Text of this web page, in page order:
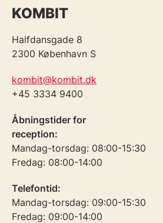
KOMBIT
Halfdansgade 8
2300 København S
kombit@kombit.dk
+45 3334 9400
Åbningstider for
reception:
Mandag-torsdag: 08:00-15:30
Fredag: 08:00-14:00
Telefontid:
Mandag-torsdag: 09:00-15:30
Fredag: 09:00-14:00